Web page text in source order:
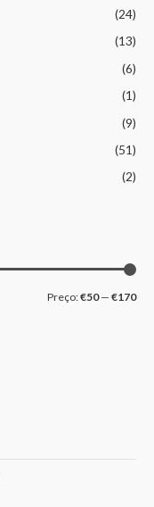
(24)
(13)
(6)
(1)
(9)
(51)
(2)
Preço:€50— €170